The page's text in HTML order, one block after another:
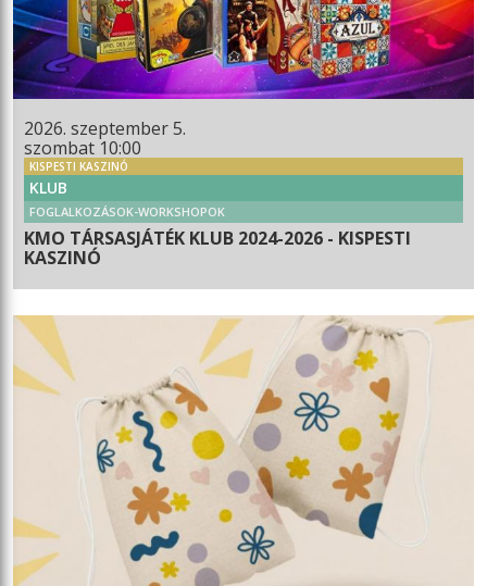
2026. szeptember 5.
szombat 10:00
KISPESTI KASZINÓ
KLUB
FOGLALKOZÁSOK-WORKSHOPOK
KMO TÁRSASJÁTÉK KLUB 2024-2026 - KISPESTI
KASZINÓ